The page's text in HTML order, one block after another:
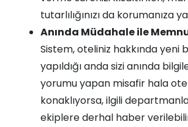
tutarlılığınızı da korumanıza
Anında Müdahale ile
Sistem, oteliniz hakkında yeni
yapıldığı anda sizi anında
yorumu yapan misafir hala
konaklıyorsa, ilgili
ekiplere derhal haber